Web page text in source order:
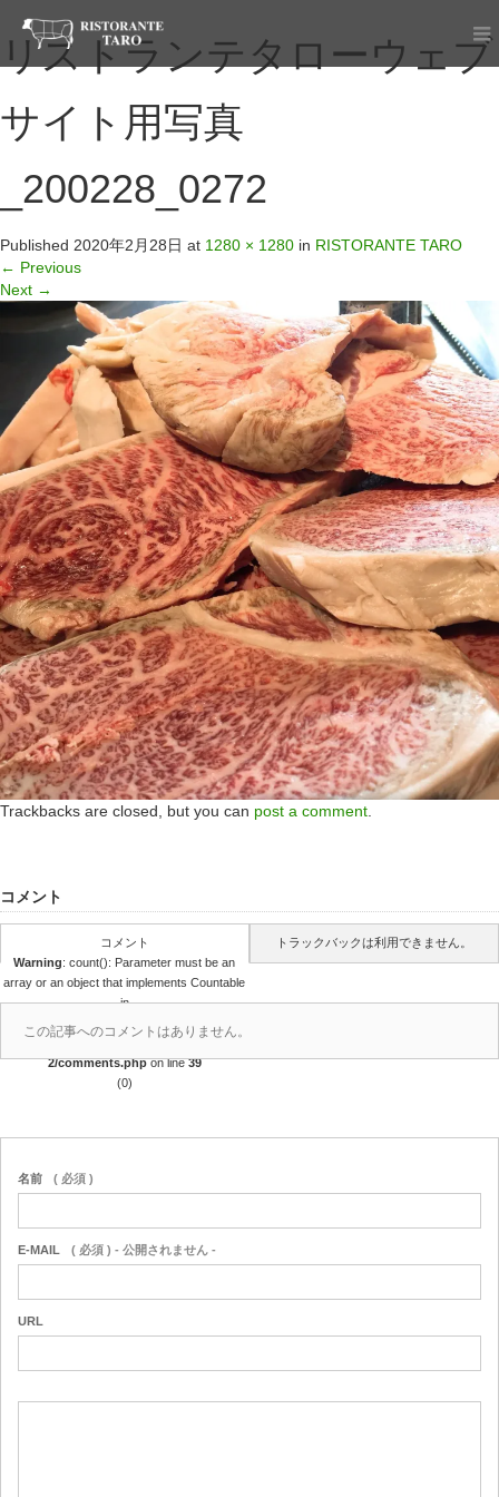
リストランテタローウェブ
サイト用写真
_200228_0272
Published 2020年2月28日 at 1280 × 1280 in RISTORANTE TARO
← Previous
Next →
Trackbacks are closed, but you can post a comment
コメント
コメント
Warning: count(): Parameter must be an
array or an object that implements Countable
in
/home/r4688280/public_html/takedataro.c
om/wp-content/themes/amore_tcd028-
2/comments.phpon line39
(0)
トラックバックは利用できません。
この記事へのコメントはありません。
名前 ( 必須 )
E-MAIL ( 必須 ) - 公開されません -
URL